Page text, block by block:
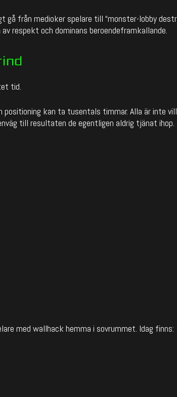
gå från medioker spelare till “monster-lobby
respekt och dominans beroendeframkallande.
tid.
kan ta tusentals timmar. Alla är inte
till resultaten de egentligen aldrig tjänat ihop.
med wallhack hemma i sovrummet. Idag finns: